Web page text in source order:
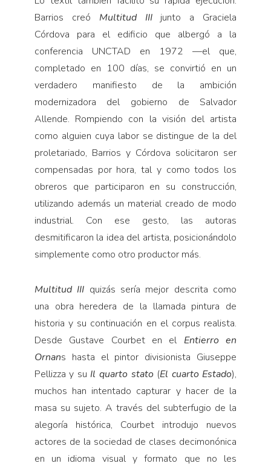
Barrios creó Multitud III junto a Graciela
Córdova para el edificio que albergó a la
conferencia UNCTAD en 1972 —el que,
completado en 100 días, se convirtió en un
verdadero manifiesto de la ambición
modernizadora del gobierno de Salvador
Allende. Rompiendo con la visión del artista
como alguien cuya labor se distingue de la del
proletariado, Barrios y Córdova solicitaron ser
compensadas por hora, tal y como todos los
obreros que participaron en su construcción,
utilizando además un material creado de modo
industrial. Con ese gesto, las autoras
desmitificaron la idea del artista, posicionándolo
simplemente como otro productor más.
Multitud III quizás sería mejor descrita como
una obra heredera de la llamada pintura de
historia y su continuación en el corpus realista.
Desde Gustave Courbet en el Entierro en
Ornans hasta el pintor divisionista Giuseppe
Pellizza y su Il quarto stato (El cuarto Estado),
muchos han intentado capturar y hacer de la
masa su sujeto. A través del subterfugio de la
alegoría histórica, Courbet introdujo nuevos
actores de la sociedad de clases decimonónica
en un idioma visual y formato que no les